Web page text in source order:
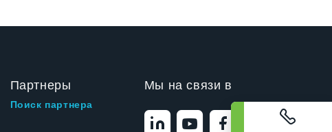
Партнеры
Поиск партнера
Мы на связи в